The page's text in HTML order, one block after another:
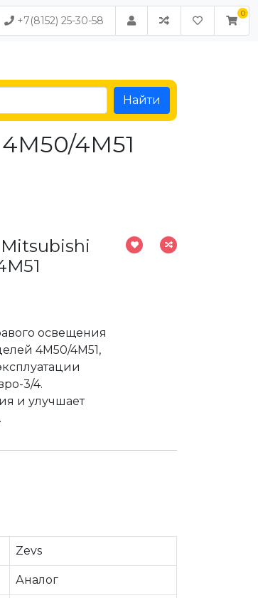
+7(8152) 25-30-58
Найти
4M51
освещения
4M50/4M51,
3/4.
и улучшает
Zevs
Аналог